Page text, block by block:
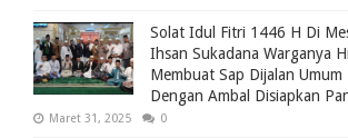
Solat Idul Fitri 1446 H Di
Ihsan Sukadana Warganya
Membuat Sap Dijalan Umum
Dengan Ambal Disiapkan
Maret 31, 2025 0